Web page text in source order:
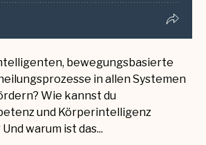
bewegungsbasierte
in allen Systemen
Wie kannst du
und Körperintelligenz
warum ist das...